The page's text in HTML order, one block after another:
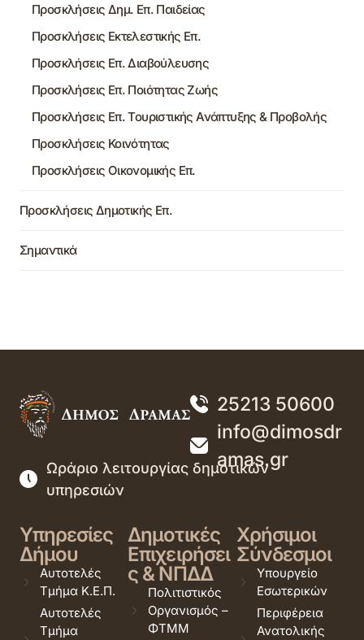
Προσκλήσεις Δημ. Επ. Παιδείας
Προσκλήσεις Εκτελεστικής Επ.
Προσκλήσεις Επ. Διαβούλευσης
Προσκλήσεις Επ. Ποιότητας Ζωής
Προσκλήσεις Επ. Τουριστικής Ανάπτυξης & Προβολής
Προσκλήσεις Κοινότητας
Προσκλήσεις Οικονομικής Επ.
Προσκλήσεις Δημοτικής Επ.
Σημαντικά
25213 50600
info@dimosdr
amas.gr
Ωράριο λειτουργίας δημοτικών
υπηρεσιών
Υπηρεσίες
Δήμου
Αυτοτελές
Τμήμα Κ.Ε.Π.
Αυτοτελές
Τμήμα
Δημοτικές
Επιχειρήσει
ς & ΝΠΔΔ
Πολιτιστικός
Οργανισμός –
ΦΤΜΜ
Χρήσιμοι
Σύνδεσμοι
Υπουργείο
Εσωτερικών
Περιφέρεια
Ανατολικής